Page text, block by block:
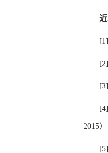
近
[1]
2015）